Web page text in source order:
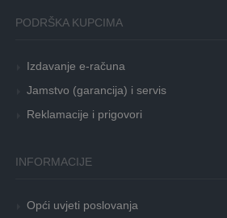
PODRŠKA KUPCIMA
Izdavanje e-računa
Jamstvo (garancija) i servis
Reklamacije i prigovori
INFORMACIJE
Opći uvjeti poslovanja